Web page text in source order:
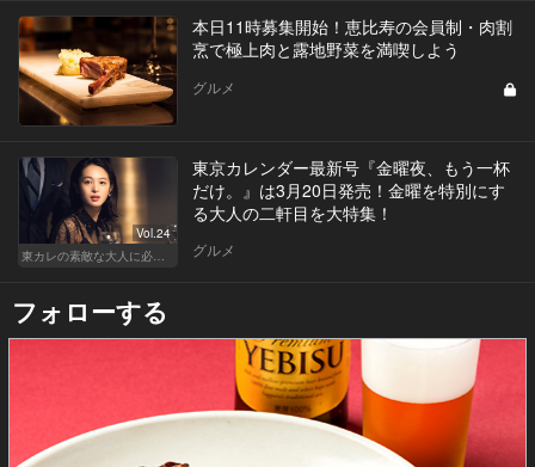
本日11時募集開始！恵比寿の会員制・肉割
烹で極上肉と露地野菜を満喫しよう
グルメ
Vol.24
東カレの素敵な大人に必要なこと
東京カレンダー最新号『金曜夜、もう一杯
だけ。』は3月20日発売！金曜を特別にす
る大人の二軒目を大特集！
グルメ
フォローする